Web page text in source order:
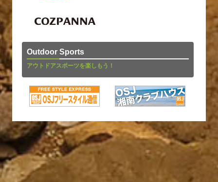
Outdoor Sports
アウトドアスポーツを楽しもう！